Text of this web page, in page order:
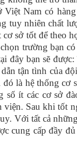
Nam có
tuy nhiên chất
sở tốt để theo
trường bạn
đây bạn sẽ
tận tình của
là hệ thống cơ
số ít các cơ sở
Sau khi tốt
Với tất cả
cung cấp đầy